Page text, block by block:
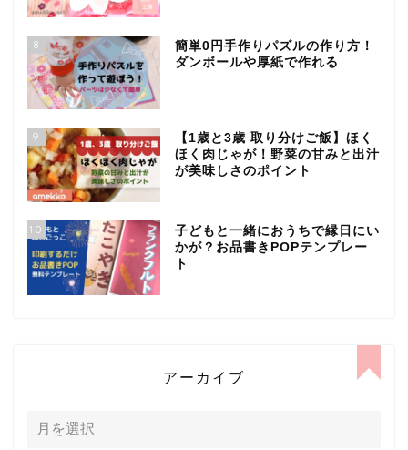
8
簡単0円手作りパズルの作り方！
ダンボールや厚紙で作れる
9
【1歳と3歳 取り分けご飯】ほく
ほく肉じゃが！野菜の甘みと出汁
が美味しさのポイント
10
子どもと一緒におうちで縁日にい
かが？お品書きPOPテンプレー
ト
アーカイブ